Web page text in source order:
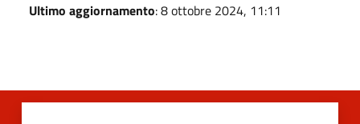
Ultimo aggiornamento: 8 ottobre 2024, 11:11